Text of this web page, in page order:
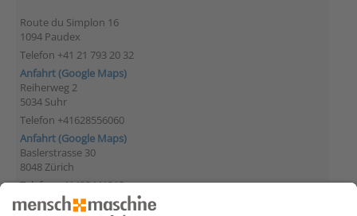
Route du Simplon 16
1094 Paudex
Telefon +41 21 793 20 32
Anfahrt (Google Maps)
Reiherweg 2
5034 Suhr
Telefon +41628556060
Anfahrt (Google Maps)
Baslerstrasse 30
8048 Zürich
Telefon +41433441212
Anfahrt (Google Maps)